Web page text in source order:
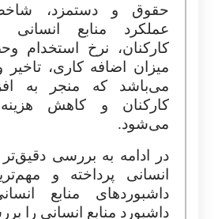
حقوق و دستمزد،
عملکرد منابع
کارکنان، نرخ استخدام
میزان اضافه کاری، تاخیر
می‌باشد که منجر به
کارکنان و کاهش
می‌شود.
در ادامه به بررسی دقیق‌تر
انسانی پرداخته و
داشبوردهای منابع
داشبورد منابع انسانی را